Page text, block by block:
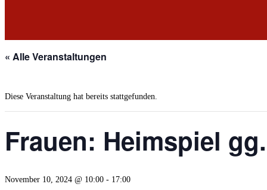
« Alle Veranstaltungen
Diese Veranstaltung hat bereits stattgefunden.
Frauen: Heimspiel
November 10, 2024 @ 10:00 - 17:00